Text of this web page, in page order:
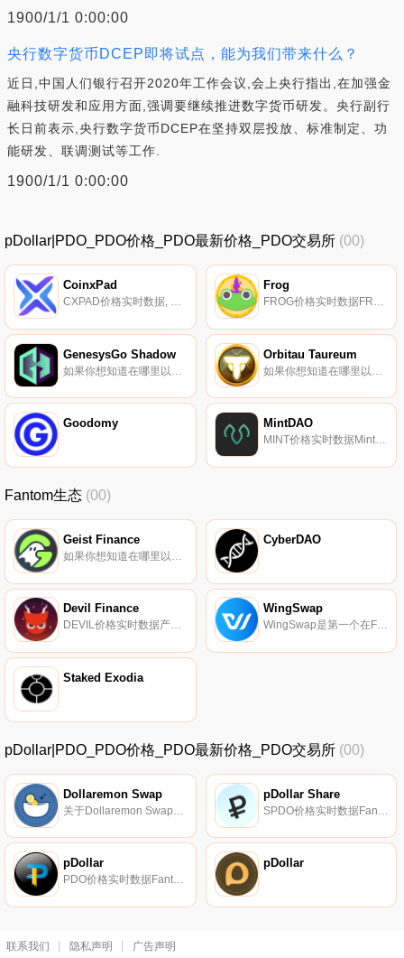
1900/1/1 0:00:00
央行数字货币DCEP即将试点，能为我们带来什么？
近日,中国人们银行召开2020年工作会议,会上央行指出,在加强金
融科技研发和应用方面,强调要继续推进数字货币研发。央行副行
长日前表示,央行数字货币DCEP在坚持双层投放、标准制定、功
能研发、联调测试等工作.
1900/1/1 0:00:00
pDollar|PDO_PDO价格_PDO最新价格_PDO交易所 (00)
CoinxPad
CXPAD价格实时数据, CoinxPad是第一个Cex/Dex多链IDO Launchpad。CoinxPad是用户在其他集中式或去中心化交易所上市之前获得最佳新代币的地方。Coinxpad将赋予加密货币项目分发代币和提高流动性的能力.
Frog
FROG价格实时数据FROG的灵感来自Wonderland$TIME背后的团队和#Occupy Defi背后令人难以置信的社区。使用购买Frog代币产生的资金,持有者将获得包装备忘录股息形式的被动收益,直接发送到他们的钱包！我们通过$TIME的魔力为投资者提供被动和自动的市场收益敞口.
GenesysGo Shadow Orbitau Taureum
Goodomy MintDAO
MINT价格实时数据MintDAO是Terra网络上发布的一个项目。MintDAO旨在为第三方项目建立一个数字NFT铸造平台,用实用程序创建NFT收藏,以奖励NFT持有者。每个NFT系列都将有一个以独特的方式为其量身定制的奖励系统,这将使每个项目和社区受益.
Fantom生态 (00)
Geist Finance CyberDAO
Devil Finance
DEVIL价格实时数据产量优化器建立在Fantom的基础上,由魔鬼的愤怒提供动力。
WingSwap
WingSwap是第一个在Fantom区块链网络上同时提供AMM和集成NFT Farming的DeFi平台。我们为DeFi行业提供自动化、快速和全方位的解决方案.
Staked Exodia
pDollar|PDO_PDO价格_PDO最新价格_PDO交易所 (00)
Dollaremon Swap pDollar Share
pDollar
PDO价格实时数据Fantom Opera上的一种算法稳定币,通过铸币税与?美元DAI（0.5）的价格挂钩.
pDollar
联系我们 隐私声明 广告声明